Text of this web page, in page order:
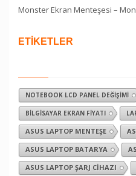
Monster Ekran Menteşesi –
ETİKETLER
NOTEBOOK LCD PANEL DEĞIŞIMI
BILGISAYAR EKRAN FIYATI
ASUS LAPTOP MENTEŞE
ASUS LAPTOP BATARYA
ASUS LAPTOP ŞARJ CIHAZI